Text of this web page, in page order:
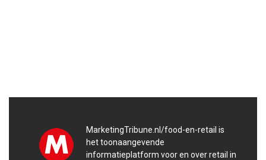
MarketingTribune.nl/food-en-retail is
het toonaangevende
informatieplatform voor en over retail in